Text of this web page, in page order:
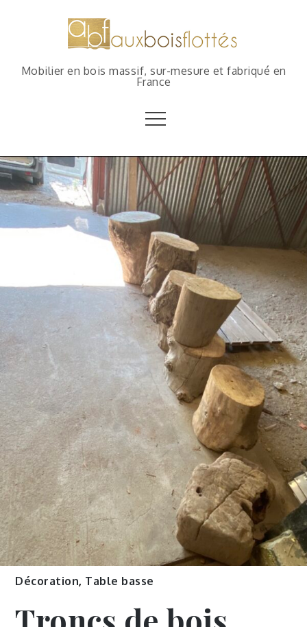
Mobilier en bois massif, sur-mesure et fabriqué en
France
Décoration, Table basse